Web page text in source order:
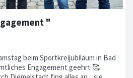
"
beim Sportkreijubiläum in Bad
Engagement geehrt 🥰